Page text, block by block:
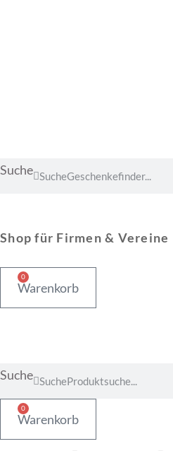
Suche Suche
Shop für Firmen & Vereine
0
Warenkorb
Suche Suche
0
Warenkorb